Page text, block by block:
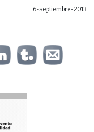
6-septiembre-2013